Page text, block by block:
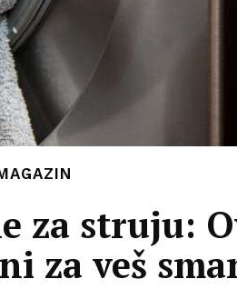
za struju:
za veš